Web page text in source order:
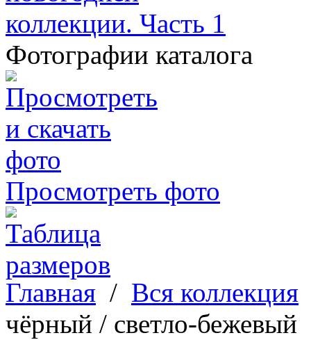
Фотографии каталога
Просмотреть фото
Главная / Вся коллекция
чёрный / светло-бежевый